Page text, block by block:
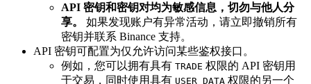
API 密钥和密钥对均为敏感信息，切勿与他人分
享。
如果发现账户有异常活动，请立即撤销所有
密钥并联系 Binance 支持。
API 密钥可配置为仅允许访问某些鉴权接口。
例如，您可以拥有具有 TRADE 权限的 API 密钥用
于交易，同时使用具有 USER_DATA 权限的另一个